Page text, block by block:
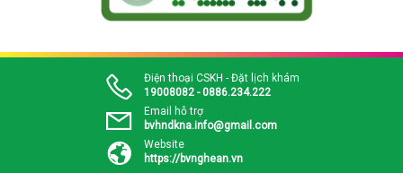
Điện thoại CSKH - Đặt lịch khám
19008082 - 0886.234.222
Email hỗ trợ
bvhndkna.info@gmail.com
Website
https://bvnghean.vn